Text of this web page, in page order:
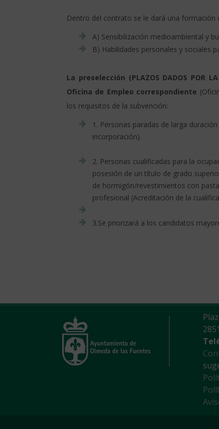
Dentro del contrato se le dará una
A) Sensibilización medioambiental y
B) Habilidades personales y sociales
La preselección (PLAZOS DADOS POR
Oficina de Empleo correspondiente
los requisitos de la subvención:
1. Personas paradas de larga duración
incorporación).
2. Personas cualificadas para la
posesión de un título de grado
de hormigón/revestimientos con
profesional (Acreditación de la
3.Se priorizará a los candidatos